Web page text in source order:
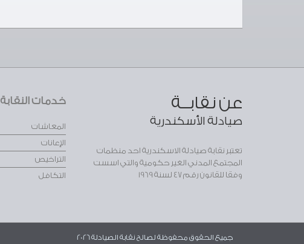
عن نقابــة
صيادلة الأسكندرية
تعتبر نقابة صيادلة الاسكندرية احد منظمات
المجتمع المدني الغير حكومية والتي اسست
وفقا للقانون رقم 47 لسنة 1969
خدمات النقابة
المعاشات
الإعانات
التراخيص
التكافل
جميع الحقوق محفوظة لصالح نقابة الصيادلة 2026